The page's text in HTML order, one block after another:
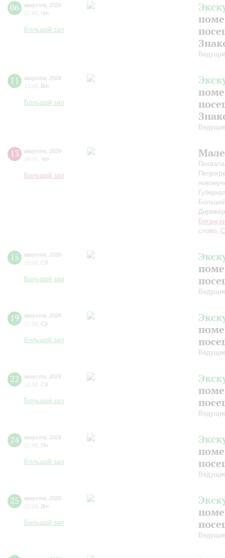
06 августа
2026
12:00 Чт
Большой зал
11 августа
2026
13:00 Вт
Большой зал
13 августа
2026
20:00 Чт
Большой зал
слово;
15 августа
2026
12:00 Сб
Большой зал
19 августа
2026
12:00 Ср
Большой зал
22 августа
2026
12:00 Сб
Большой зал
24 августа
2026
12:00 Пн
Большой зал
25 августа
2026
12:00 Вт
Большой зал